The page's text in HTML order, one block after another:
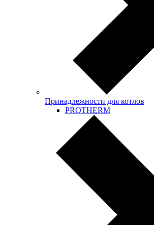
Принадлежности для котлов
PROTHERM